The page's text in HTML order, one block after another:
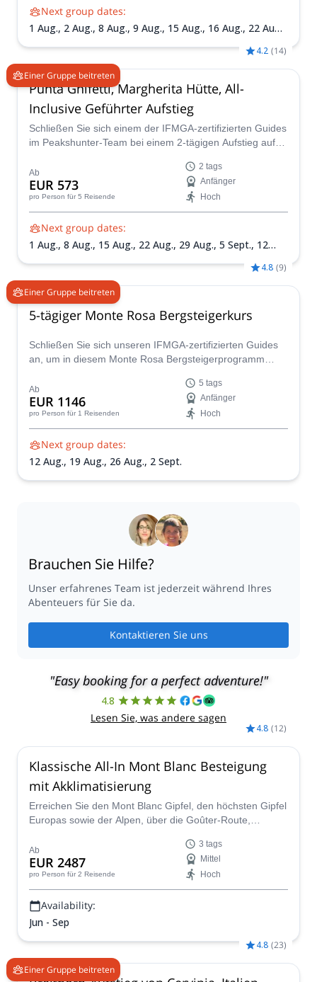
Next group dates:
1 Aug., 2 Aug., 8 Aug., 9 Aug., 15 Aug., 16 Aug., 22 Aug.,
Einer Gruppe beitreten
4.2 (14)
Punta Gnifetti, Margherita Hütte, All-
Inclusive Geführter Aufstieg
Schließen Sie sich einem der IFMGA-zertifizierten Guides
im Peakshunter-Team bei einem 2-tägigen Aufstieg auf
von der berühmten Regina Margherita Hütte auf dem
Gipfel.
Ab
EUR 573
pro Person für 5 Reisende
2 tags
Anfänger
Hoch
Next group dates:
1 Aug., 8 Aug., 15 Aug., 22 Aug., 29 Aug., 5 Sept., 12
Einer Gruppe beitreten
4.8 (9)
5-tägiger Monte Rosa Bergsteigerkurs
Schließen Sie sich unseren IFMGA-zertifizierten Guides
an, um in diesem Monte Rosa Bergsteigerprogramm
m im Monte Rosa Massiv zu besteigen!
Ab
EUR 1146
pro Person für 1 Reisenden
5 tags
Anfänger
Hoch
Next group dates:
12 Aug., 19 Aug., 26 Aug., 2 Sept.
Brauchen Sie Hilfe?
Unser erfahrenes Team ist jederzeit während Ihres
Abenteuers für Sie da.
Kontaktieren Sie uns
"Easy booking for a perfect adventure!"
4.8
Lesen Sie, was andere sagen
4.8 (12)
Klassische All-In Mont Blanc Besteigung
mit Akklimatisierung
Erreichen Sie den Mont Blanc Gipfel, den höchsten Gipfel
Europas sowie der Alpen, über die Goûter-Route,
IFMGA/UIAGM-zertifizierten Führer des Peakshunter-
Teams.
Ab
EUR 2487
pro Person für 2 Reisende
3 tags
Mittel
Hoch
Availability:
Jun - Sep
Einer Gruppe beitreten
4.8 (23)